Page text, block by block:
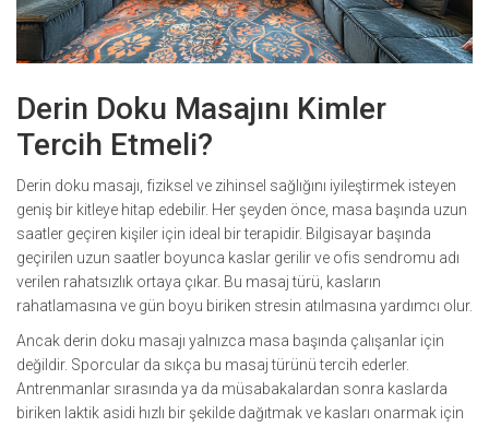
Derin Doku Masajını Kimler
Tercih Etmeli?
Derin doku masajı, fiziksel ve zihinsel sağlığını iyileştirmek isteyen
geniş bir kitleye hitap edebilir. Her şeyden önce, masa başında uzun
saatler geçiren kişiler için ideal bir terapidir. Bilgisayar başında
geçirilen uzun saatler boyunca kaslar gerilir ve ofis sendromu adı
verilen rahatsızlık ortaya çıkar. Bu masaj türü, kasların
rahatlamasına ve gün boyu biriken stresin atılmasına yardımcı olur.
Ancak derin doku masajı yalnızca masa başında çalışanlar için
değildir. Sporcular da sıkça bu masaj türünü tercih ederler.
Antrenmanlar sırasında ya da müsabakalardan sonra kaslarda
biriken laktik asidi hızlı bir şekilde dağıtmak ve kasları onarmak için